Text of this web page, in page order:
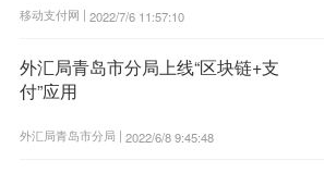
移动支付网 | 2022/7/6 11:57:10
外汇局青岛市分局上线“区块链+支
付”应用
外汇局青岛市分局 | 2022/6/8 9:45:48